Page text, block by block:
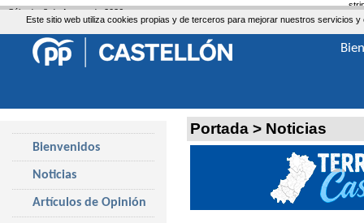
Este sitio web utiliza cookies propias y de terceros para mejorar nuestros servicios
Portada > Noticias
Bienvenidos
Noticias
Artículos de Opinión
Sábado, 8 de Agosto de 2026